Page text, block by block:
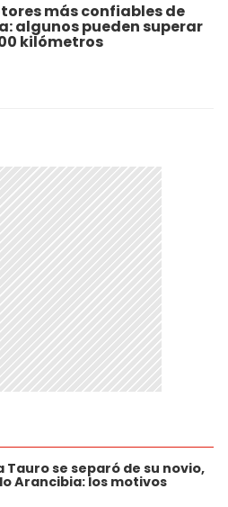
más confiables de
algunos pueden superar
kilómetros
Tauro se separó de su novio,
Arancibia: los motivos